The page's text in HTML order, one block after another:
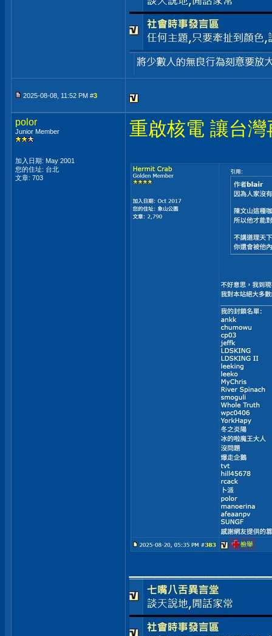
2025-08-08, 11:52 PM #3
polor
Junior Member
加入日期: May 2001
您的住址: 台北
文章: 703
重啟核電 讓台灣